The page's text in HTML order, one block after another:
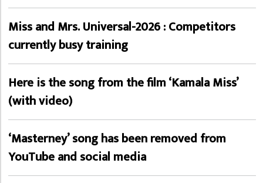
Miss and Mrs. Universal-2026 : Competitors
currently busy training
Here is the song from the film ‘Kamala Miss’
(with video)
‘Masterney’ song has been removed from
YouTube and social media